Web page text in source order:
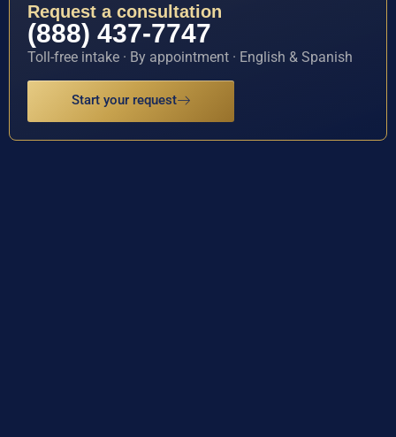
Request a consultation
(888) 437-7747
Toll-free intake · By appointment · English & Spanish
Start your request